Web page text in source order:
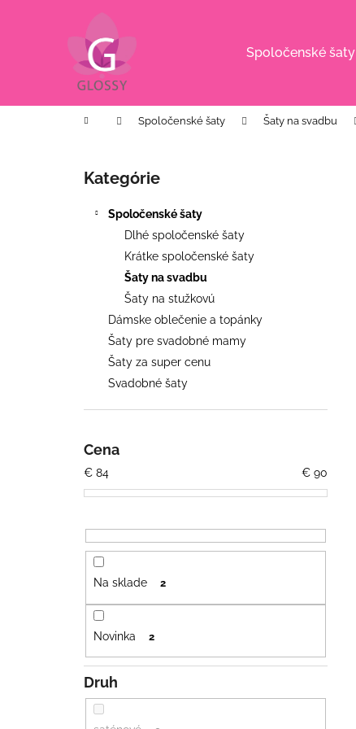
Spoločenské šaty
Domov Spoločenské šaty Šaty na svadbu
Preskočiť
kategórie
Kategórie
Spoločenské šaty
Dlhé spoločenské šaty
Krátke spoločenské šaty
Šaty na svadbu
Šaty na stužkovú
Dámske oblečenie a topánky
Šaty pre svadobné mamy
Šaty za super cenu
Svadobné šaty
Cena
€ 84 € 90
Na sklade 2
Novinka 2
Druh
Späť
obchodu
Späť
obchodu
CYKLÁMENOVÉ VZOROVANÉ
ŠIFÓNOVÉ ŠATY S OPASKOM
€79